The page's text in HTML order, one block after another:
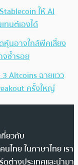
ให้ AI
ทนต์เองได้
หุ้นอาจใกล้พีคเสี่ยง
จซ้ำรอย
Altcoins ฉายแวว
ครั้งใหญ่
ยวกับ
ไทย ในภาษาไทย เรา
ต่างประเทศและนำมา